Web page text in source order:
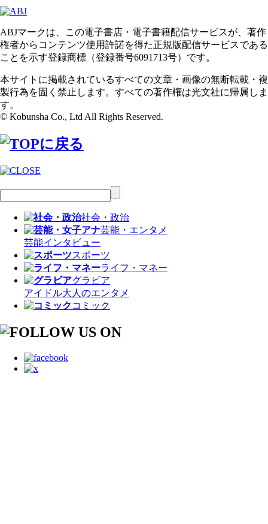
ABJマークは、この電子書店・電子書籍配信サービスが、著作
権者からコンテンツ使用許諾を得た正規版配信サービスである
ことを示す登録商標（登録番号6091713号）です。
本サイトに掲載されているすべての文章・画像の無断転載・複
製行為を固く禁止します。すべての著作権は光文社に帰属しま
す。
© Kobunsha Co., Ltd All Rights Reserved.
社会・政治
芸能・エンタメ
芸能インタビュー
スポーツ
ライフ・マネー
グラビア
アイドル大人のエンタメ
コミック